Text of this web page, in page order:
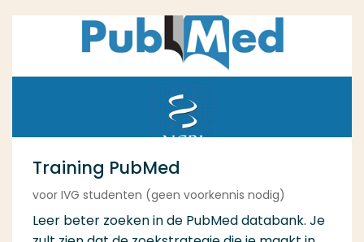
Training PubMed
voor IVG studenten (geen voorkennis nodig)
Leer beter zoeken in de PubMed databank. Je